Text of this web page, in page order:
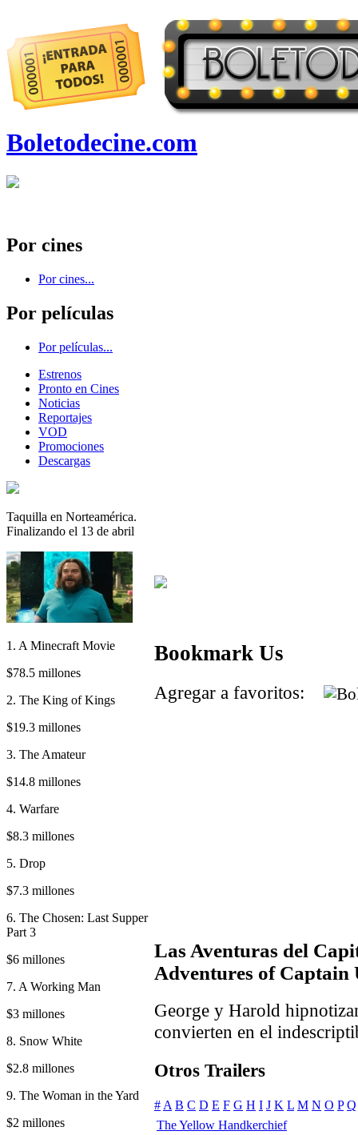
Boletodecine.com
Por cines
Por cines...
Por películas
Por películas...
Estrenos
Pronto en Cines
Noticias
Reportajes
VOD
Promociones
Descargas
Taquilla en Norteamérica.
Finalizando el 13 de abril
1. A Minecraft Movie
$78.5 millones
2. The King of Kings
$19.3 millones
3. The Amateur
$14.8 millones
4. Warfare
$8.3 millones
5. Drop
$7.3 millones
6. The Chosen: Last Supper
Part 3
$6 millones
7. A Working Man
$3 millones
8. Snow White
$2.8 millones
9. The Woman in the Yard
$2 millones
Bookmark Us
Agregar a favoritos:
Las Aventuras del
Adventures of Captain
George y Harold
convierten en el
Otros Trailers
#A B C D E F G H I J K L M N O P Q
The Yellow Handkerchief